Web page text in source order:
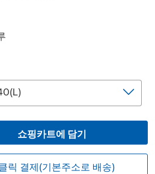
쇼핑카트에 담기
릭 결제(기본주소로 배송)